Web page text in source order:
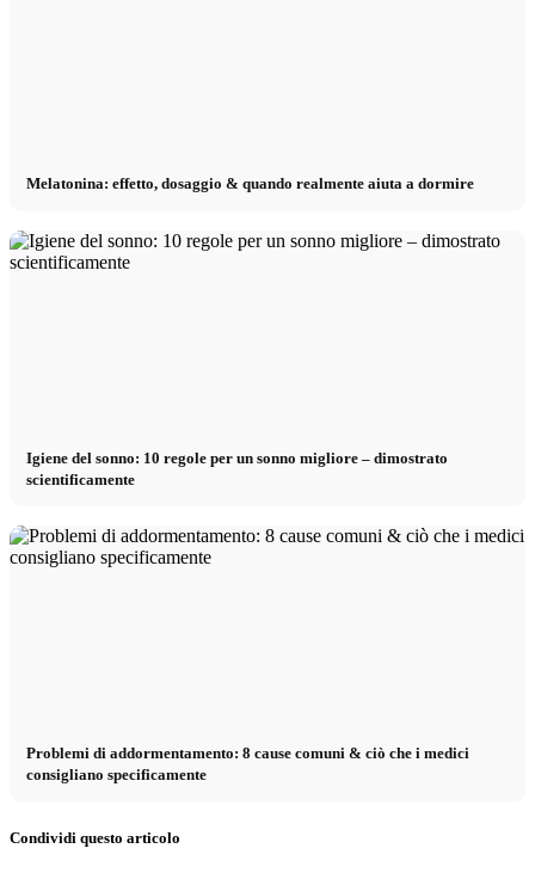
Melatonina: effetto, dosaggio & quando realmente aiuta a dormire
Igiene del sonno: 10 regole per un sonno migliore – dimostrato
scientificamente
Problemi di addormentamento: 8 cause comuni & ciò che i medici
consigliano specificamente
Condividi questo articolo